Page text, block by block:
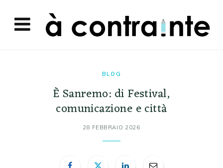
BLOG
È Sanremo: di Festival,
comunicazione e città
28 FEBBRAIO 2026